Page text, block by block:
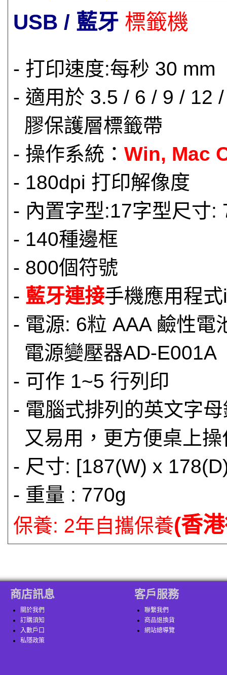
USB / 藍牙 標籤機
- 打印速度:每秒 30 mm
- 適用於 3.5 / 6 / 9 / 12
膠保護層標籤帶
- 操作系統： Win, Mac
- 180dpi 打印解像度
- 內置字型:17字型尺寸:
- 140種邊框
- 800個符號
- 藍牙連接手機應用程
- 電源: 6粒 AAA 鹼性電
電源變壓器AD-E001A
- 可作 1~5 行列印
- 電腦式排列的英文字
又易用，更方便桌上操
- 尺寸: [187(W) x
- 重量 : 770g
保養: 2年自攜保養(香
商店訊息
關於我們
訂購須知
入數戶口
私隱政策
客戶服務
聯繫我們
商品退換貨
網站總導覽